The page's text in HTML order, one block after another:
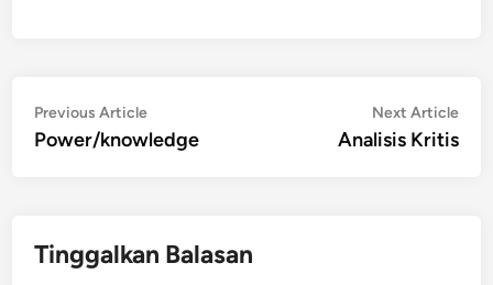
Navigasi
pos
Previous ArticlePrevious
article:
Power/knowledge
Next Article
Analisis Kritis
Tinggalkan Balasan